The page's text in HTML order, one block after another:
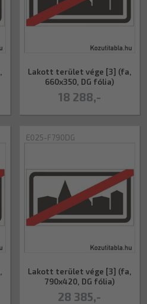
18 288,-
Lakott terület vége [3] (fa,
660x350, DG fólia)
E025-F790DG
28 385,-
Lakott terület vége [3] (fa,
790x420, DG fólia)